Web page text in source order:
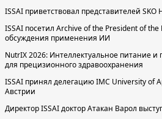
ISSAI приветствовал представителей SKO
ISSAI посетил Archive of the President of the
обсуждения применения ИИ
NutrIX 2026: Интеллектуальное питание
для прецизионного здравоохранения
ISSAI принял делегацию IMC University of
Австрии
Директор ISSAI доктор Атакан Варол